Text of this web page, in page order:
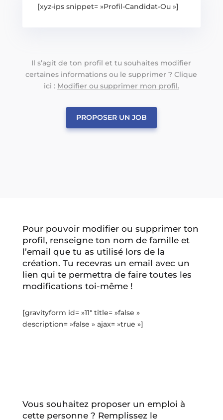
[xyz-ips snippet= »Profil-Candidat-Ou »]
Il s’agit de ton profil et tu souhaites modifier
certaines informations ou le supprimer ? Clique
ici : Modifier ou supprimer mon profil.
PROPOSER UN JOB
Pour pouvoir modifier ou supprimer ton
profil, renseigne ton nom de famille et
l’email que tu as utilisé lors de la
création. Tu recevras un email avec un
lien qui te permettra de faire toutes les
modifications toi-même !
[gravityform id= »11″ title= »false »
description= »false » ajax= »true »]
Vous souhaitez proposer un emploi à
cette personne ? Remplissez le